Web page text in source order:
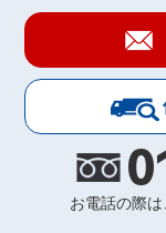
お電話の際